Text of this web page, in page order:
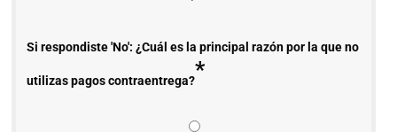
Si respondiste 'No': ¿Cuál es la principal razón por la que no
utilizas pagos contraentrega?*